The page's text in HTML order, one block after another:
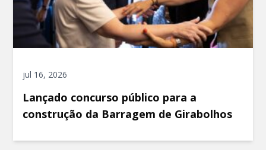
jul 16, 2026
Lançado concurso público para a
construção da Barragem de Girabolhos